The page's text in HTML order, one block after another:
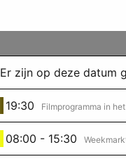
Er zijn op deze datum
19:30 Filmprogramma in
08:00 - 15:30